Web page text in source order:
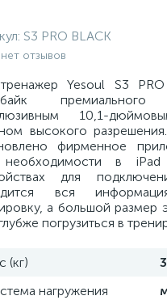
S3 PRO BLACK
отзывов
Yesoul S3
10,1-
высокого
фирменное
в
для
вся
а большой размер
погрузиться в
(кг)
нагружения